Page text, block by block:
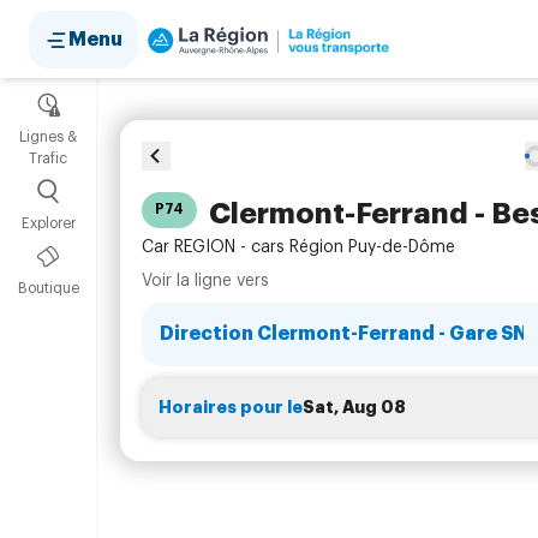
Menu
Lignes &
Trafic
Explorer
Boutique
P74 Clermont-Ferrand -
Car REGION - cars Région Puy-de-Dôme
Voir la ligne vers
Horaires pour leSat, Aug 08